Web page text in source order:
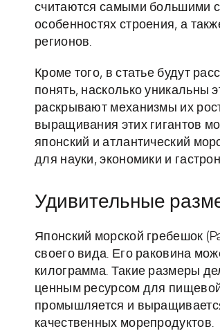
считаются самыми большими
особенностях строения, а
регионов.
Кроме того, в статье будут
понять, насколько
раскрывают механизмы их
выращивания этих гигантов
японский и атлантический
для науки, экономики и
Удивительные
Японский морской гребешок
своего вида. Его раковина
килограмма. Такие размеры
ценным ресурсом для
промышляется и
качественных морепродуктов.